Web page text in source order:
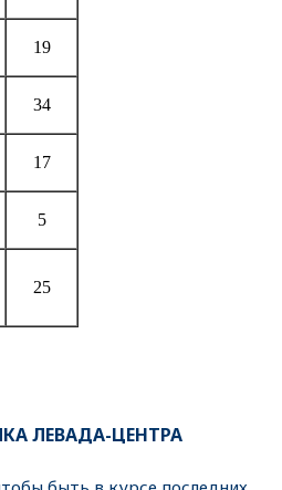
19
34
17
5
25
ЛЕВАДА-ЦЕНТРА